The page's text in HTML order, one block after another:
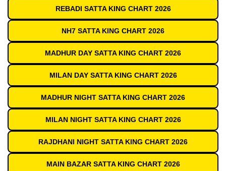
REBADI SATTA KING CHART 2026
NH7 SATTA KING CHART 2026
MADHUR DAY SATTA KING CHART 2026
MILAN DAY SATTA KING CHART 2026
MADHUR NIGHT SATTA KING CHART 2026
MILAN NIGHT SATTA KING CHART 2026
RAJDHANI NIGHT SATTA KING CHART 2026
MAIN BAZAR SATTA KING CHART 2026